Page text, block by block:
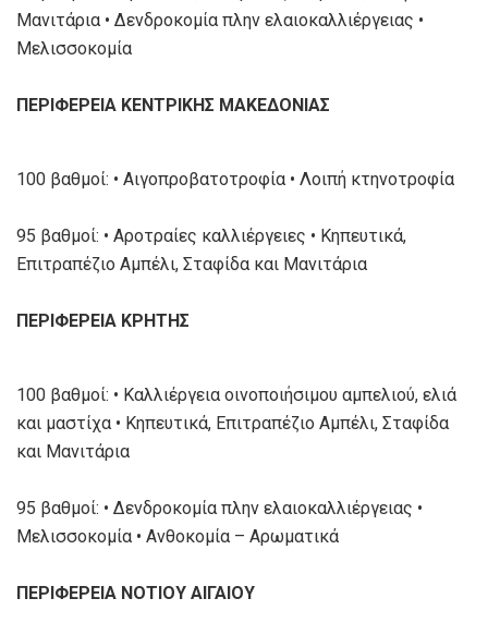
Μανιτάρια • Δενδροκομία πλην ελαιοκαλλιέργειας •
Μελισσοκομία
ΠΕΡΙΦΕΡΕΙΑ ΚΕΝΤΡΙΚΗΣ ΜΑΚΕΔΟΝΙΑΣ
100 βαθμοί: • Αιγοπροβατοτροφία • Λοιπή κτηνοτροφία
95 βαθμοί: • Αροτραίες καλλιέργειες • Κηπευτικά,
Επιτραπέζιο Αμπέλι, Σταφίδα και Μανιτάρια
ΠΕΡΙΦΕΡΕΙΑ ΚΡΗΤΗΣ
100 βαθμοί: • Καλλιέργεια οινοποιήσιμου αμπελιού, ελιά
και μαστίχα • Κηπευτικά, Επιτραπέζιο Αμπέλι, Σταφίδα
και Μανιτάρια
95 βαθμοί: • Δενδροκομία πλην ελαιοκαλλιέργειας •
Μελισσοκομία • Ανθοκομία – Αρωματικά
ΠΕΡΙΦΕΡΕΙΑ ΝΟΤΙΟΥ ΑΙΓΑΙΟΥ